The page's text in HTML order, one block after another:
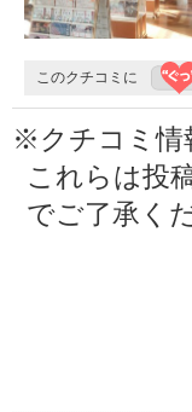
このクチコミに
※クチコミ情
これらは投
でご了承く